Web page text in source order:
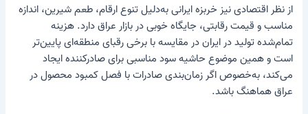
از نظر اقتصادی نیز خربزه ایرانی به‌دلیل تنوع ارقام، طعم شیرین، اندازه
مناسب و قیمت رقابتی، جایگاه خوبی در بازار عراق دارد. هزینه
تمام‌شده تولید در ایران در مقایسه با برخی رقبای منطقه‌ای پایین‌تر
است و همین موضوع حاشیه سود مناسبی برای صادرکننده ایجاد
می‌کند، به‌خصوص اگر زمان‌بندی صادرات با فصل کمبود محصول در
عراق هماهنگ باشد.